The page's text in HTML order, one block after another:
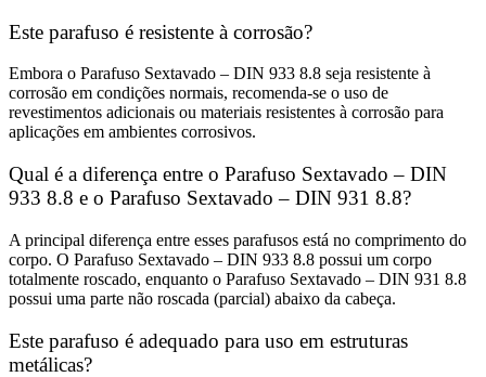
Este parafuso é resistente à corrosão?
Embora o Parafuso Sextavado – DIN 933 8.8 seja resistente à
corrosão em condições normais, recomenda-se o uso de
revestimentos adicionais ou materiais resistentes à corrosão para
aplicações em ambientes corrosivos.
Qual é a diferença entre o Parafuso Sextavado – DIN
933 8.8 e o Parafuso Sextavado – DIN 931 8.8?
A principal diferença entre esses parafusos está no comprimento do
corpo. O Parafuso Sextavado – DIN 933 8.8 possui um corpo
totalmente roscado, enquanto o Parafuso Sextavado – DIN 931 8.8
possui uma parte não roscada (parcial) abaixo da cabeça.
Este parafuso é adequado para uso em estruturas
metálicas?